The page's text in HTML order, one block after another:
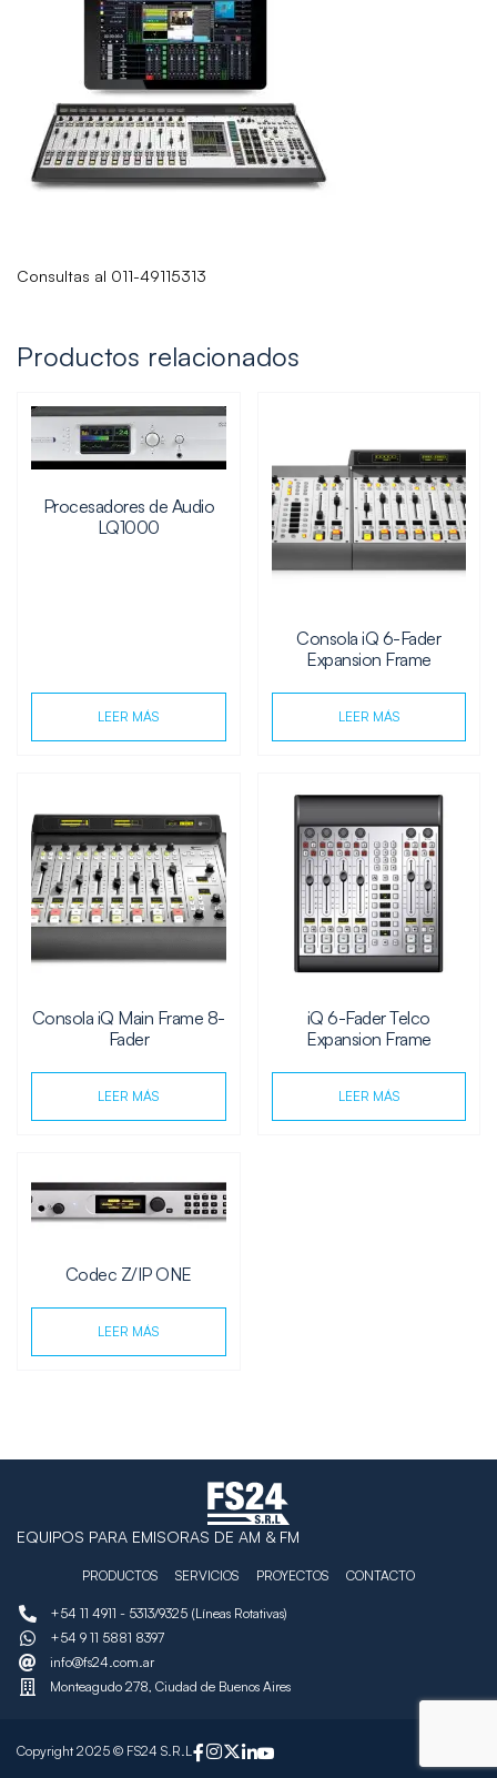
Consultas al 011-49115313
Productos relacionados
Procesadores de Audio
LQ1000
LEER MÁS
Consola iQ 6-Fader
Expansion Frame
LEER MÁS
Consola iQ Main Frame 8-
Fader
LEER MÁS
iQ 6-Fader Telco
Expansion Frame
LEER MÁS
Codec Z/IP ONE
LEER MÁS
EQUIPOS PARA EMISORAS DE AM & FM
PRODUCTOS SERVICIOS PROYECTOS CONTACTO
+54 11 4911 - 5313/9325 (Líneas Rotativas)
+54 9 11 5881 8397
info@fs24.com.ar
Monteagudo 278, Ciudad de Buenos Aires
Copyright 2025 © FS24 S.R.L